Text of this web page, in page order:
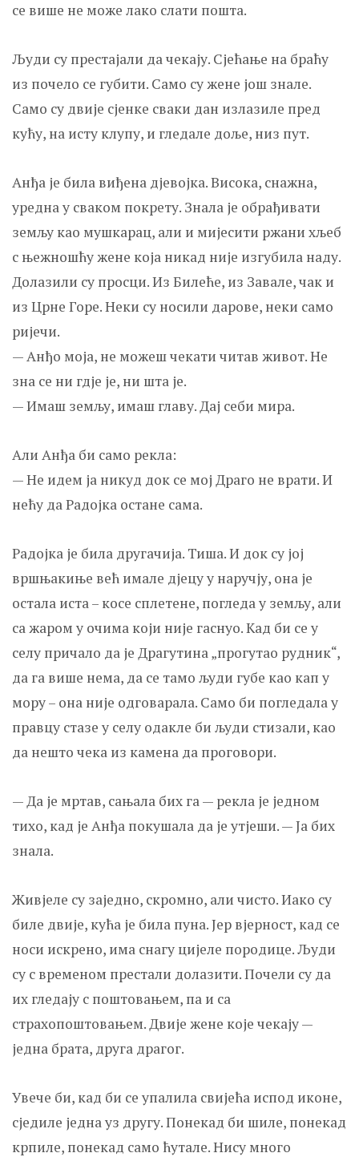
се више не може лако слати пошта.
Људи су престајали да чекају. Сјећање на браћу
из почело се губити. Само су жене још знале.
Само су двије сјенке сваки дан излазиле пред
кућу, на исту клупу, и гледале доље, низ пут.
Анђа је била виђена д‌јевојка. Висока, снажна,
уредна у сваком покрету. Знала је обрађивати
земљу као мушкарац, али и мијесити ржани хљеб
с њежношћу жене која никад није изгубила наду.
Долазили су просци. Из Билеће, из Завале, чак и
из Црне Горе. Неки су носили дарове, неки само
ријечи.
— Анђо моја, не можеш чекати читав живот. Не
зна се ни гд‌је је, ни шта је.
— Имаш земљу, имаш главу. Дај себи мира.
Али Анђа би само рекла:
— Не идем ја никуд док се мој Драго не врати. И
нећу да Радојка остане сама.
Радојка је била другачија. Тиша. И док су јој
вршњакиње већ имале д‌јецу у наручју, она је
остала иста – косе сплетене, погледа у земљу, али
са жаром у очима који није гаснуо. Кад би се у
селу причало да је Драгутина „прогутао рудник“,
да га више нема, да се тамо људи губе као кап у
мору – она није одговарала. Само би погледала у
правцу стазе у селу одакле би људи стизали, као
да нешто чека из камена да проговори.
— Да је мртав, сањала бих га — рекла је једном
тихо, кад је Анђа покушала да је утјеши. — Ја бих
знала.
Живјеле су заједно, скромно, али чисто. Иако су
биле двије, кућа је била пуна. Јер вјерност, кад се
носи искрено, има снагу цијеле породице. Људи
су с временом престали долазити. Почели су да
их гледају с поштовањем, па и са
страхопоштовањем. Двије жене које чекају —
једна брата, друга драгог.
Увече би, кад би се упалила свијећа испод иконе,
сједиле једна уз другу. Понекад би шиле, понекад
крпиле, понекад само ћутале. Нису много